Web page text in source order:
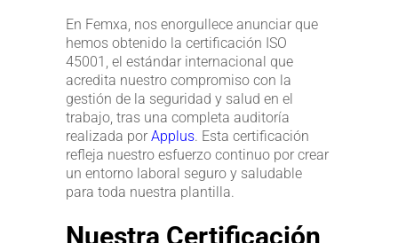
En Femxa, nos enorgullece anunciar que
hemos obtenido la certificación ISO
45001, el estándar internacional que
acredita nuestro compromiso con la
gestión de la seguridad y salud en el
trabajo, tras una completa auditoría
realizada por Applus. Esta certificación
refleja nuestro esfuerzo continuo por crear
un entorno laboral seguro y saludable
para toda nuestra plantilla.
Nuestra Certificación